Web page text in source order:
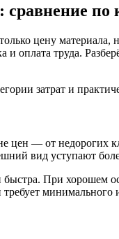
сравнение
цену материала,
и оплата труда.
затрат и
цен — от недорогих
вид уступают
быстра. При хорошем
минимального